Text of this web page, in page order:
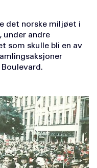
det norske miljøet i
under andre
som skulle bli en av